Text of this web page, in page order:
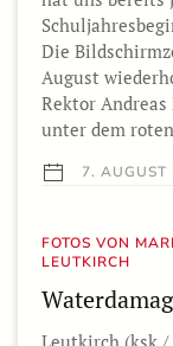
Die
August
Rektor Andreas
unter dem
7. AUGUST
FOTOS VON
LEUTKIRCH